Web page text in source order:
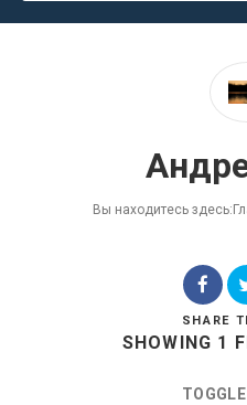
Search
Вы находитесь здесь:
SHARE
SHOWING 1